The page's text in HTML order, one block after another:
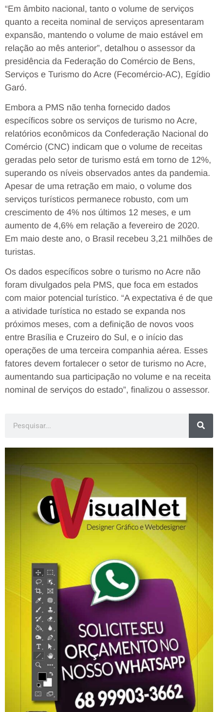
“Em âmbito nacional, tanto o volume de serviços
quanto a receita nominal de serviços apresentaram
expansão, mantendo o volume de maio estável em
relação ao mês anterior”, detalhou o assessor da
presidência da Federação do Comércio de Bens,
Serviços e Turismo do Acre (Fecomércio-AC), Egídio
Garó.
Embora a PMS não tenha fornecido dados
específicos sobre os serviços de turismo no Acre,
relatórios econômicos da Confederação Nacional do
Comércio (CNC) indicam que o volume de receitas
geradas pelo setor de turismo está em torno de 12%,
superando os níveis observados antes da pandemia.
Apesar de uma retração em maio, o volume dos
serviços turísticos permanece robusto, com um
crescimento de 4% nos últimos 12 meses, e um
aumento de 4,6% em relação a fevereiro de 2020.
Em maio deste ano, o Brasil recebeu 3,21 milhões de
turistas.
Os dados específicos sobre o turismo no Acre não
foram divulgados pela PMS, que foca em estados
com maior potencial turístico. “A expectativa é de que
a atividade turística no estado se expanda nos
próximos meses, com a definição de novos voos
entre Brasília e Cruzeiro do Sul, e o início das
operações de uma terceira companhia aérea. Esses
fatores devem fortalecer o setor de turismo no Acre,
aumentando sua participação no volume e na receita
nominal de serviços do estado”, finalizou o assessor.